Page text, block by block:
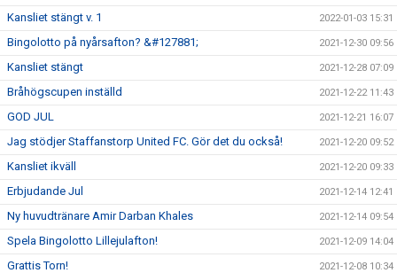
Kansliet stängt v. 1 2022-01-03 15:31
Bingolotto på nyårsafton? &#127881; 2021-12-30 09:56
Kansliet stängt 2021-12-28 07:09
Bråhögscupen inställd 2021-12-22 11:43
GOD JUL 2021-12-21 16:07
Jag stödjer Staffanstorp United FC. Gör det du också! 2021-12-20 09:52
Kansliet ikväll 2021-12-20 09:33
Erbjudande Jul 2021-12-14 12:41
Ny huvudtränare Amir Darban Khales 2021-12-14 09:54
Spela Bingolotto Lillejulafton! 2021-12-09 14:04
Grattis Torn! 2021-12-08 10:34